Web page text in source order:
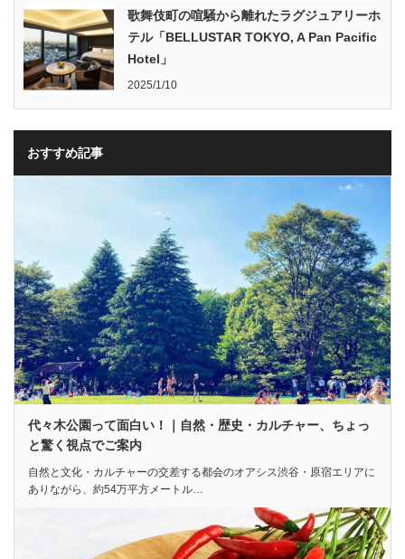
歌舞伎町の喧騒から離れたラグジュアリーホ
テル「BELLUSTAR TOKYO, A Pan Pacific
Hotel」
2025/1/10
おすすめ記事
代々木公園って面白い！｜自然・歴史・カルチャー、ちょっ
と驚く視点でご案内
自然と文化・カルチャーの交差する都会のオアシス渋谷・原宿エリアに
ありながら、約54万平方メートル…